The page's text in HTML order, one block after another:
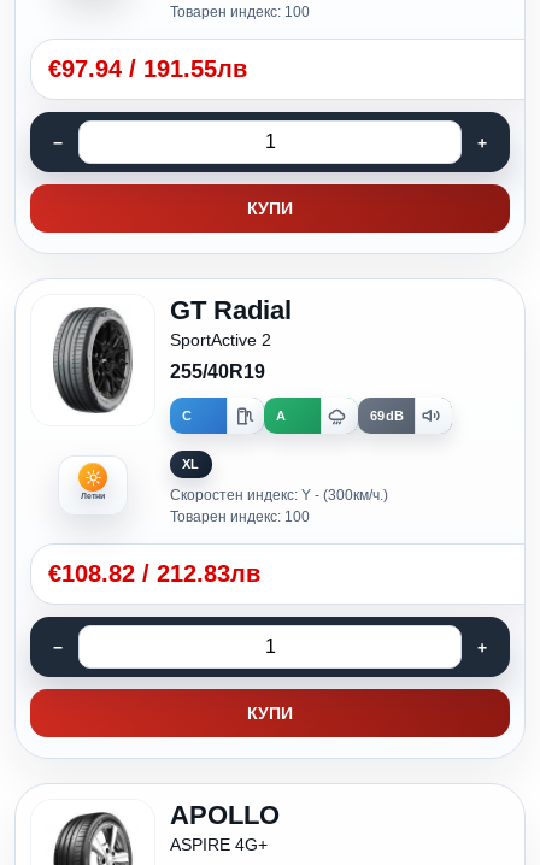
Товарен индекс: 100
€97.94 / 191.55лв
КУПИ
Летни
GT Radial
SportActive 2
255/40R19
C A 69dB
XL
Скоростен индекс: Y - (300км/ч.)
Товарен индекс: 100
€108.82 / 212.83лв
КУПИ
APOLLO
ASPIRE 4G+